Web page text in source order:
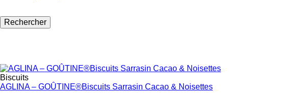
Biscuits
AGLINA – GOÛTINE®Biscuits Sarrasin Cacao & Noisettes